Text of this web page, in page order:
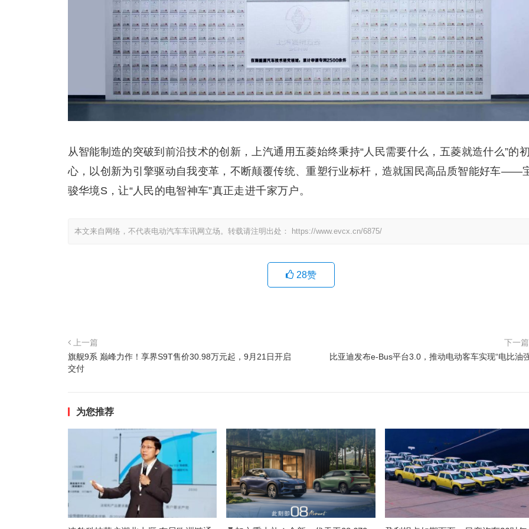
从智能制造的突破到前沿技术的创新，上汽通用五菱始终秉持“人民需要什么，五菱就造什么”的
心，以创新为引擎驱动自我变革，不断颠覆传统、重塑行业标杆，造就国民高品质智能好车——
骏华境S，让“人民的电智神车”真正走进千家万户。
本文来自网络，不代表电动汽车车讯网立场。转载请注明出处： https://www.evcx.cn/6875/
28赞
上一篇
旗舰9系 巅峰力作！享界S9T售价30.98万元起，9月21日开启
交付
下一
比亚迪发布e-Bus平台3.0，推动电动客车实现“电比油
为您推荐